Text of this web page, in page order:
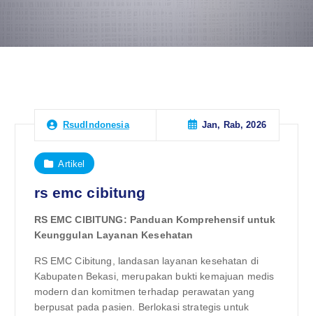
RsudIndonesia Jan, Rab, 2026
Artikel
rs emc cibitung
RS EMC CIBITUNG: Panduan Komprehensif untuk
Keunggulan Layanan Kesehatan
RS EMC Cibitung, landasan layanan kesehatan di
Kabupaten Bekasi, merupakan bukti kemajuan medis
modern dan komitmen terhadap perawatan yang
berpusat pada pasien. Berlokasi strategis untuk